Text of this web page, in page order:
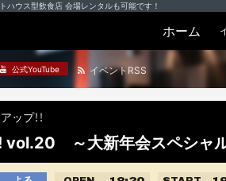
ハウス型飲食店 会場レンタルも可能です！
ホーム
公式YouTube イベントRSS
プ！！
～大新年会スペシャ